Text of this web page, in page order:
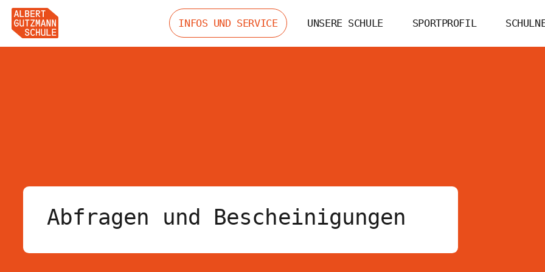
INFOS UND SERVICE UNSERE SCHULE SPORTPROFIL
Abfragen und Bescheinigungen